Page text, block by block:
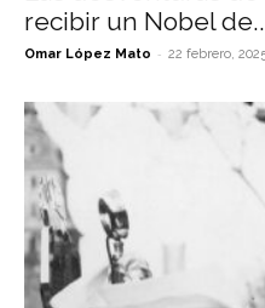
recibir un Nobel
Omar López Mato - 22 febrero,